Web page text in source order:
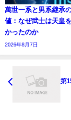
萬世一系と男系継承
値：なぜ武士は天皇
かったのか
2026年8月7日
第